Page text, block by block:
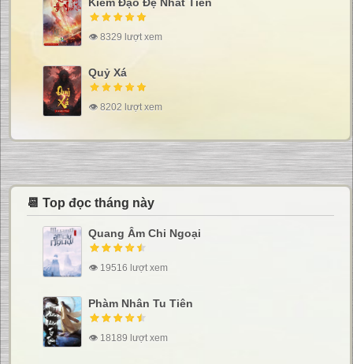
👁 8329 lượt xem
Quỷ Xá
👁 8202 lượt xem
📆 Top đọc tháng này
Quang Âm Chi Ngoại
👁 19516 lượt xem
Phàm Nhân Tu Tiên
👁 18189 lượt xem